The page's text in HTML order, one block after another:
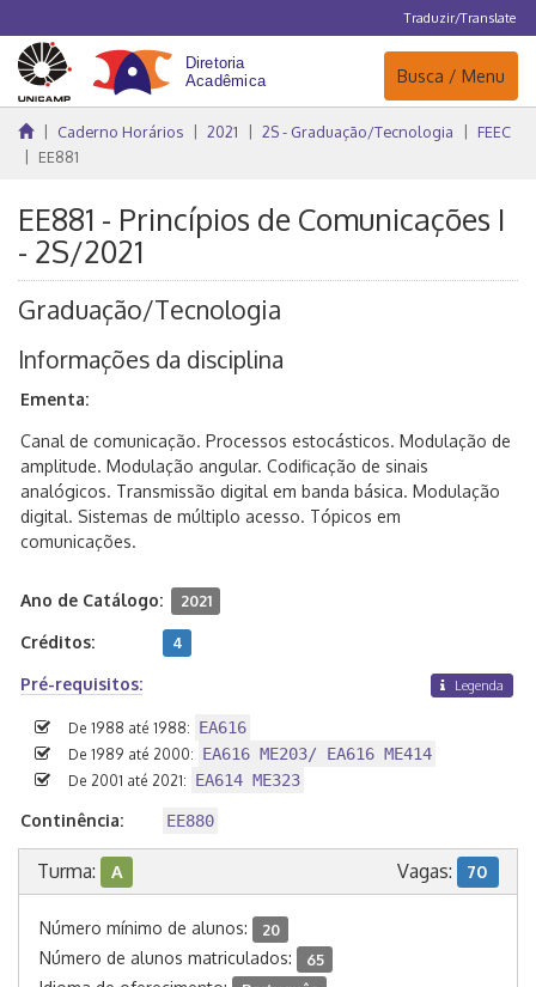
Traduzir/Translate
Navegação
Busca / Menu
Caderno Horários 2021 2S - Graduação/Tecnologia
FEEC
EE881
EE881 - Princípios de Comunicações I
- 2S/2021
Graduação/Tecnologia
Informações da disciplina
Ementa:
Canal de comunicação. Processos estocásticos. Modulação de
amplitude. Modulação angular. Codificação de sinais
analógicos. Transmissão digital em banda básica. Modulação
digital. Sistemas de múltiplo acesso. Tópicos em
comunicações.
Ano de Catálogo: 2021
Créditos: 4
Pré-requisitos: Legenda
De 1988 até 1988: EA616
De 1989 até 2000: EA616 ME203/ EA616 ME414
De 2001 até 2021: EA614 ME323
Continência: EE880
Turma: A Vagas: 70
Número mínimo de alunos: 20
Número de alunos matriculados: 65